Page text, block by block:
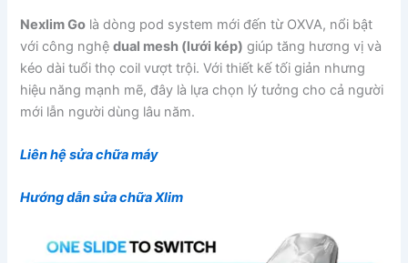
Nexlim Go là dòng pod system mới đến từ OXVA, nổi bật
với công nghệdual mesh (lưới kép) giúp tăng hương vị và
kéo dài tuổi thọ coil vượt trội. Với thiết kế tối giản nhưng
hiệu năng mạnh mẽ, đây là lựa chọn lý tưởng cho cả người
mới lẫn người dùng lâu năm.
Liên hệ sửa chữa máy
Hướng dẫn sửa chữa Xlim